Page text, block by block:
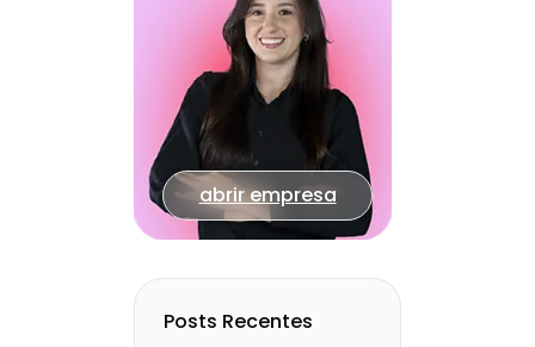
abrir empresa
Posts Recentes